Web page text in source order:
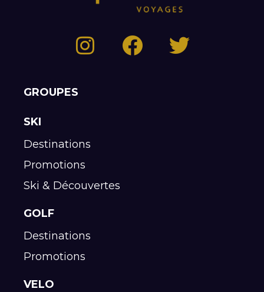
GROUPES
SKI
Destinations
Promotions
Ski & Découvertes
GOLF
Destinations
Promotions
VELO